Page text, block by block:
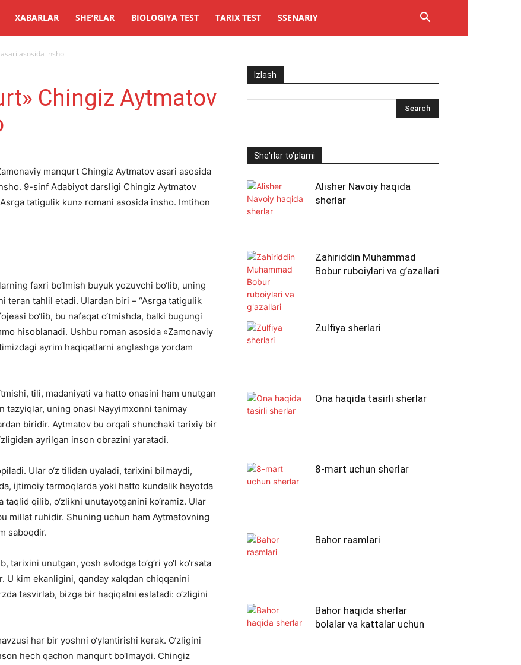
XABARLAR SHE’RLAR BIOLOGIYA TEST TARIX TEST SSENARIY
asosida insho
Chingiz Aytmatov
manqurt Chingiz Aytmatov asari asosida
9-sinf Adabiyot darsligi Chingiz Aytmatov
tatigulik kun» romani asosida insho. Imtihon
faxri bo‘lmish buyuk yozuvchi bo‘lib, uning
teran tahlil etadi. Ulardan biri – “Asrga tatigulik
bo‘lib, bu nafaqat o‘tmishda, balki bugungi
hisoblanadi. Ushbu roman asosida «Zamonaviy
ayrim haqiqatlarni anglashga yordam
tili, madaniyati va hatto onasini ham unutgan
tazyiqlar, uning onasi Nayyimxonni tanimay
biridir. Aytmatov bu orqali shunchaki tarixiy bir
ayrilgan inson obrazini yaratadi.
Ular o‘z tilidan uyaladi, tarixini bilmaydi,
ijtimoiy tarmoqlarda yoki hatto kundalik hayotda
qilib, o‘zlikni unutayotganini ko‘ramiz. Ular
millat ruhidir. Shuning uchun ham Aytmatovning
saboqdir.
unutgan, yosh avlodga to‘g‘ri yo‘l ko‘rsata
kim ekanligini, qanday xalqdan chiqqanini
tasvirlab, bizga bir haqiqatni eslatadi: o‘zligini
har bir yoshni o‘ylantirishi kerak. O‘zligini
hech qachon manqurt bo‘lmaydi. Chingiz
Izlash
She'rlar to'plami
Alisher Navoiy haqida
sherlar
Zahiriddin Muhammad
Bobur ruboiylari va g’azallari
Zulfiya sherlari
Ona haqida tasirli sherlar
8-mart uchun sherlar
Bahor rasmlari
Bahor haqida sherlar
bolalar va kattalar uchun